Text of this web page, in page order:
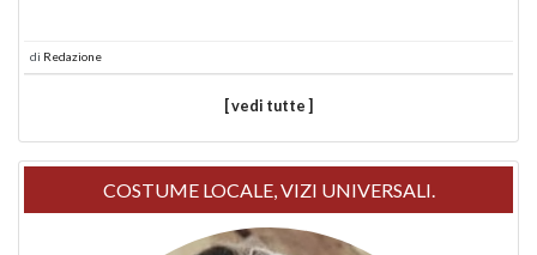
di Redazione
[ vedi tutte ]
COSTUME LOCALE, VIZI UNIVERSALI.